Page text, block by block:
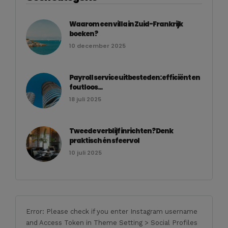
Waarom een villa in Zuid-Frankrijk
boeken?
10 december 2025
Payroll service uitbesteden: efficiënt en
foutloos...
18 juli 2025
Tweede verblijf inrichten? Denk
praktisch én sfeervol
10 juli 2025
Error: Please check if you enter Instagram username
and Access Token in Theme Setting > Social Profiles